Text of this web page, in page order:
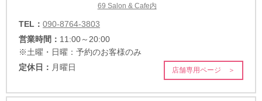
69 Salon & Cafe内
TEL： 090-8764-3803
営業時間： 11:00～20:00
※土曜・日曜：予約のお客様のみ
定休日： 月曜日 店舗専用ページ ＞